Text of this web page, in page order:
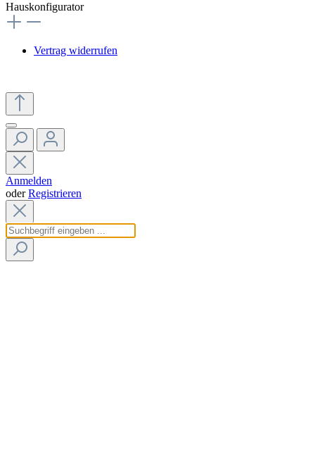
Hauskonfigurator
Vertrag widerrufen
Anmelden
oderRegistrieren